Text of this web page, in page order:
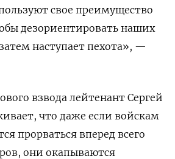
свое преимущество
дезориентировать наших
наступает пехота», —
взвода лейтенант Сергей
что даже если войскам
прорваться вперед всего
они окапываются